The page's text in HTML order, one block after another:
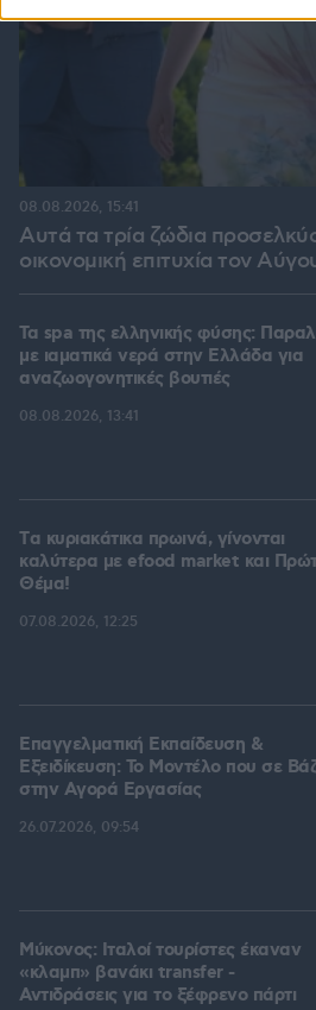
Αυτά τα τρία ζώδια
οικονομική επιτυχία τον
08.08.2026, 15:41
Τα spa της ελληνικής φύσης:
με ιαματικά νερά στην Ελλάδα για
αναζωογονητικές βουτιές
08.08.2026, 13:41
Tα κυριακάτικα πρωινά, γίνονται
καλύτερα με efood market και
Θέμα!
07.08.2026, 12:25
Επαγγελματική Εκπαίδευση &
Εξειδίκευση: Το Mοντέλο που σε
στην Aγορά Eργασίας
26.07.2026, 09:54
Μύκονος: Ιταλοί τουρίστες έκαναν
«κλαμπ» βανάκι transfer -
Αντιδράσεις για το ξέφρενο πάρτι